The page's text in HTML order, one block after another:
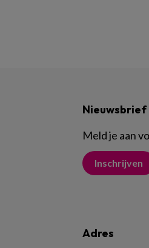
Nieuwsbrief
Meld je aan
Inschrijven
Adres